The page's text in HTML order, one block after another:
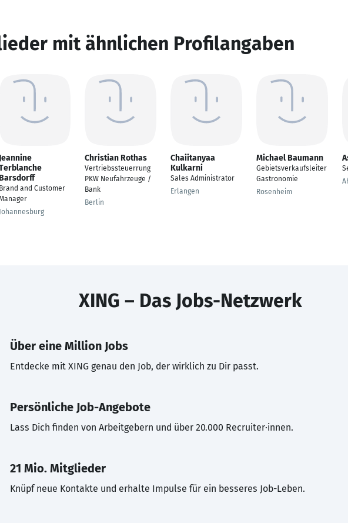
mit ähnlichen Profilangaben
Jeannine
Barsdorff
Brand and Customer
Johannesburg
Christian Rothas
Vertriebssteuerrung
PKW Neufahrzeuge /
Bank
Berlin
Chaiitanyaa
Kulkarni
Sales Administrator
Erlangen
Michael Baumann
Gebietsverkaufsleiter
Gastronomie
Rosenheim
XING – Das Jobs-Netzwerk
Über eine Million Jobs
Entdecke mit XING genau den Job, der wirklich zu Dir passt.
Persönliche Job-Angebote
Lass Dich finden von Arbeitgebern und über 20.000 Recruiter·innen.
21 Mio. Mitglieder
Knüpf neue Kontakte und erhalte Impulse für ein besseres Job-Leben.